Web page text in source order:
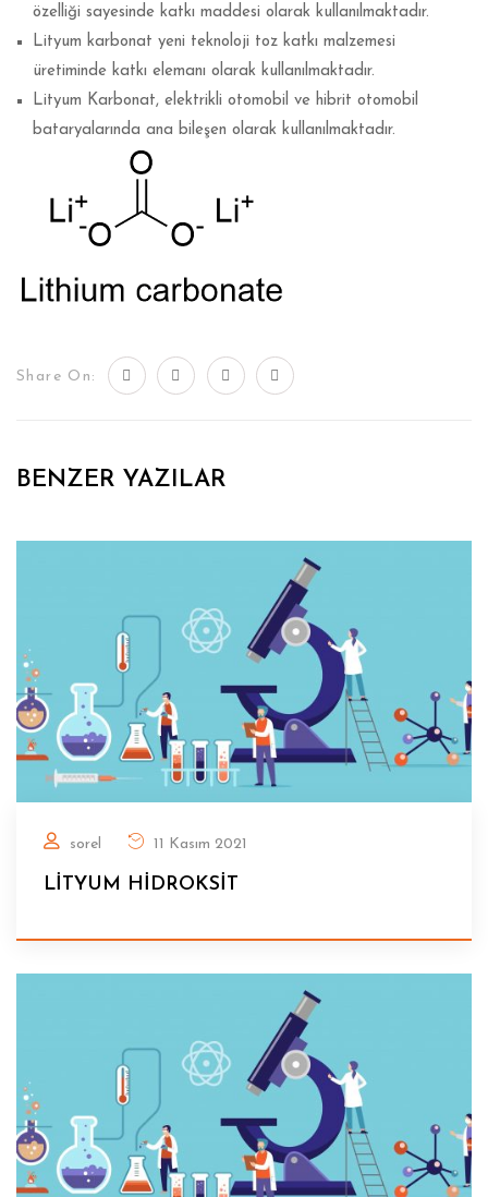
özelliği sayesinde katkı maddesi olarak kullanılmaktadır.
Lityum karbonat yeni teknoloji toz katkı malzemesi
üretiminde katkı elemanı olarak kullanılmaktadır.
Lityum Karbonat, elektrikli otomobil ve hibrit otomobil
bataryalarında ana bileşen olarak kullanılmaktadır.
Share On:
BENZER YAZILAR
sorel 11 Kasım 2021
LİTYUM HİDROKSİT